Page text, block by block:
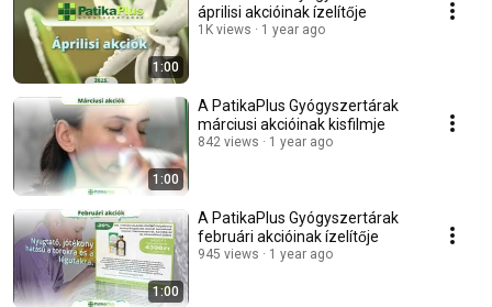
1:00
áprilisi akcióinak ízelítője
1K views 1 year ago
1:00
A PatikaPlus Gyógyszertárak
márciusi akcióinak kisfilmje
842 views 1 year ago
1:00
A PatikaPlus Gyógyszertárak
februári akcióinak ízelítője
945 views 1 year ago